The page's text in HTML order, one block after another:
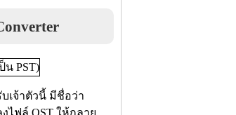
เจ้าตัวนี้ มีชื่อว่า